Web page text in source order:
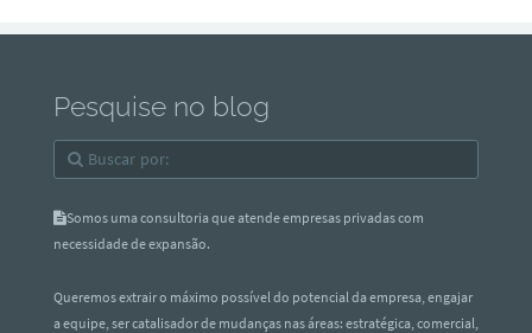
Pesquise no blog
Somos uma consultoria que atende empresas privadas com
necessidade de expansão.
Queremos extrair o máximo possível do potencial da empresa, engajar
a equipe, ser catalisador de mudanças nas áreas: estratégica, comercial,